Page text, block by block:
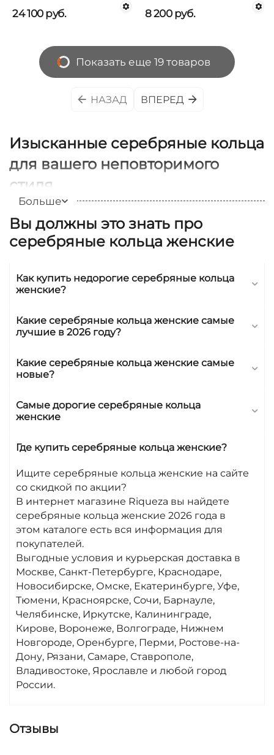
Изысканные серебряные кольца
для вашего неповторимого
стиля
аксессуары, но и символы утонченности и
элегантности. Они подходят для любого случая,
будь то повседневный образ или торжественное
разнообразные модели, среди которых каждый
найдет что-то по душе. Серебряные изделия
универсальности и способности гармонично
сочетаться с другими украшениями и
Как выбрать и купить идеальное
серебряное кольцо
учитывать несколько ключевых факторов. Во-
первых, определитесь с дизайном: классическое
кольцо, украшенное камнями, или более
современное с нестандартными формами. Во-
вторых, обратите внимание на размер — кольцо
должно идеально сидеть на пальце, не вызывая
дискомфорта. И, конечно, не забывайте про
качество серебра и пробу изделия. В нашем
магазине вы можете купить серебряное кольцо,
которое соответствует всем этим критериям,
обеспечивая вам долговечность и
привлекательный внешний вид.
Серебряно-золотые кольца:
уникальное сочетание металлов
Серебряно-золотые кольца — это особая
категория ювелирных изделий, которые
традиционных серебряных изделий благодаря
Больше
Вы должны это знать про
серебряные кольца женские
Как купить недорогие серебряные кольца
женские?
Какие серебряные кольца женские самые
лучшие в 2026 году?
Какие серебряные кольца женские самые
новые?
Самые дорогие серебряные кольца
женские
Где купить серебряные кольца женские?
Ищите серебряные кольца женские на сайте
со скидкой по акции?
В интернет магазине Riqueza вы найдете
серебряные кольца женские 2026 года в
этом каталоге есть вся информация для
покупателей.
Выгодные условия и курьерская доставка в
Москве, Санкт-Петербурге, Краснодаре,
Новосибирске, Омске, Екатеринбурге, Уфе,
Тюмени, Красноярске, Сочи, Барнауле,
Челябинске, Иркутске, Калининграде,
Кирове, Воронеже, Волгограде, Нижнем
Новгороде, Оренбурге, Перми, Ростове-на-
Дону, Рязани, Самаре, Ставрополе,
Владивостоке, Ярославле и любой город
России.
24 100 руб.
Giselle
8 200 руб.
Показать еще 19 товаров
НАЗАД ВПЕРЕД
Отзывы